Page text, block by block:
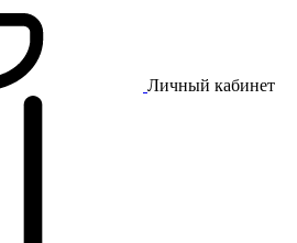
Личный кабинет